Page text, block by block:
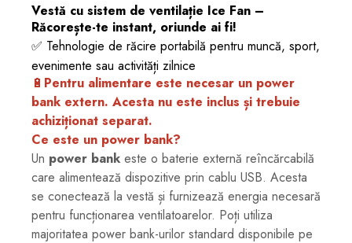
Vestă cu sistem de ventilație Ice Fan –
Răcorește-te instant, oriunde ai fi!
✅ Tehnologie de răcire portabilă pentru muncă, sport,
evenimente sau activități zilnice
🔋 Pentru alimentare este necesar un power
bank extern. Acesta nu este inclus și trebuie
achiziționat separat.
Ce este un power bank?
Un power bank este o baterie externă reîncărcabilă
care alimentează dispozitive prin cablu USB. Acesta
se conectează la vestă și furnizează energia necesară
pentru funcționarea ventilatoarelor. Poți utiliza
majoritatea power bank-urilor standard disponibile pe